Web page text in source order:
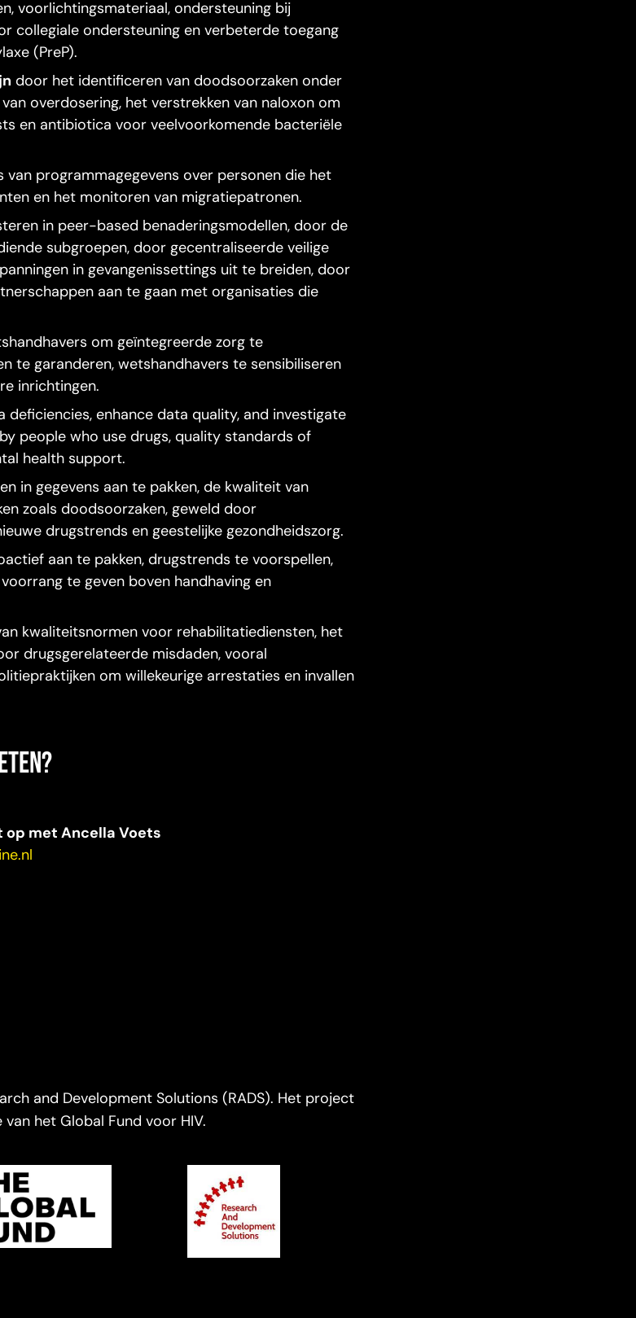
voorlichtingsmateriaal, ondersteuning bij
collegiale ondersteuning en verbeterde toegang
(PreP).
door het identificeren van doodsoorzaken onder
overdosering, het verstrekken van naloxon om
en antibiotica voor veelvoorkomende bacteriële
programmagegevens over personen die het
en het monitoren van migratiepatronen.
in peer-based benaderingsmodellen, door de
subgroepen, door gecentraliseerde veilige
in gevangenissettings uit te breiden, door
aan te gaan met organisaties die
om geïntegreerde zorg te
te garanderen, wetshandhavers te sensibiliseren
inrichtingen.
deficiencies, enhance data quality, and investigate
people who use drugs, quality standards of
health support.
in gegevens aan te pakken, de kwaliteit van
zoals doodsoorzaken, geweld door
drugstrends en geestelijke gezondheidszorg.
aan te pakken, drugstrends te voorspellen,
te geven boven handhaving en
kwaliteitsnormen voor rehabilitatiediensten, het
drugsgerelateerde misdaden, vooral
om willekeurige arrestaties en invallen
met Ancella Voets
and Development Solutions (RADS). Het project
het Global Fund voor HIV.